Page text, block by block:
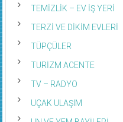
TEMİZLİK – EV İŞ YERİ
TERZİ VE DİKİM EVLERİ
TÜPÇÜLER
TURİZM ACENTE
TV – RADYO
UÇAK ULAŞIM